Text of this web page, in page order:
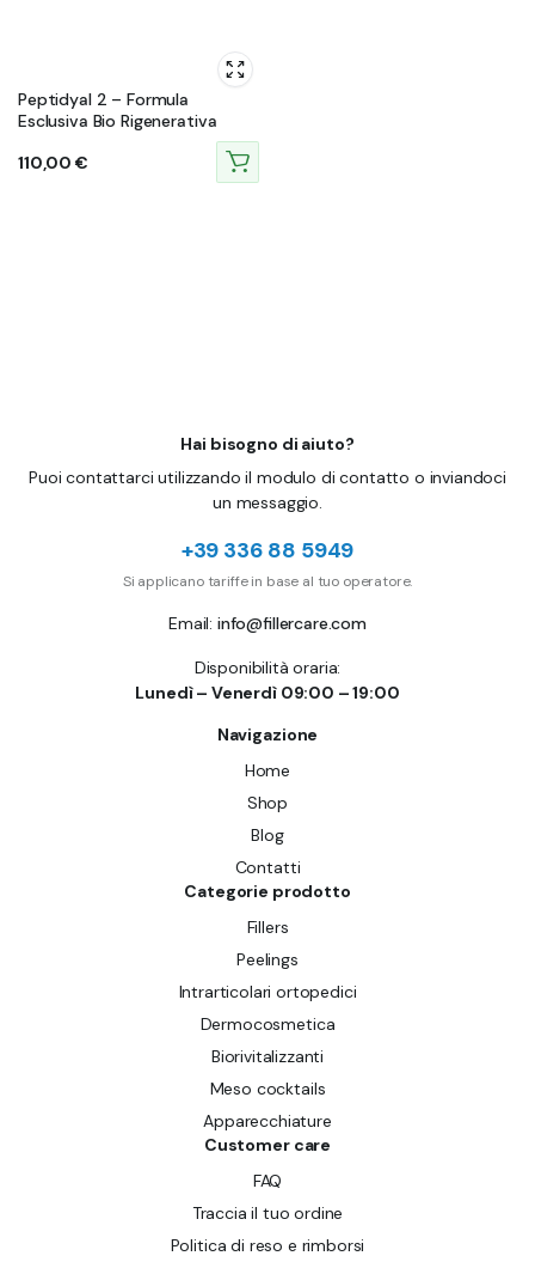
Peptidyal 2 – Formula
Esclusiva Bio Rigenerativa
110,00 €
Hai bisogno di aiuto?
Puoi contattarci utilizzando il modulo di contatto o inviandoci
un messaggio.
+39 336 88 5949
Si applicano tariffe in base al tuo operatore.
Email: info@fillercare.com
Disponibilità oraria:
Lunedì – Venerdì 09:00 – 19:00
Navigazione
Home
Shop
Blog
Contatti
Categorie prodotto
Fillers
Peelings
Intrarticolari ortopedici
Dermocosmetica
Biorivitalizzanti
Meso cocktails
Apparecchiature
Customer care
FAQ
Traccia il tuo ordine
Politica di reso e rimborsi